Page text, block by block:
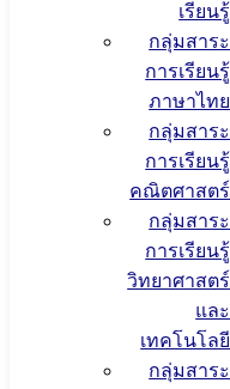
เรียนรู้
กลุ่มสาระ
การเรียนรู้
ภาษาไทย
กลุ่มสาระ
การเรียนรู้
คณิตศาสตร์
กลุ่มสาระ
การเรียนรู้
วิทยาศาสตร์
และ
เทคโนโลยี
กลุ่มสาระ